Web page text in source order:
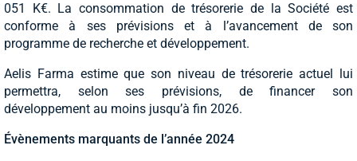
051 K€. La consommation de trésorerie de la Société est
conforme à ses prévisions et à l’avancement de son
programme de recherche et développement.
Aelis Farma estime que son niveau de trésorerie actuel lui
permettra, selon ses prévisions, de financer son
développement au moins jusqu’à fin 2026.
Évènements marquants de l’année 2024